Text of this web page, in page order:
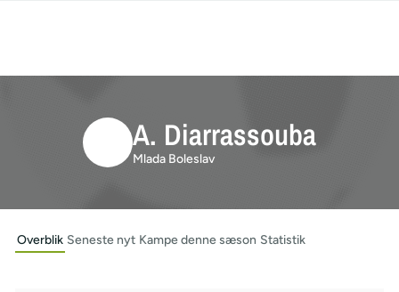
A. Diarrassouba
Mlada Boleslav
Overblik Seneste nyt Kampe denne sæson Statistik